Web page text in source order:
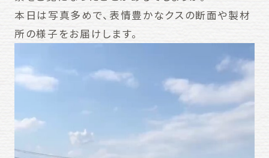
本日は写真多めで、表情豊かなクスの断面や製材
所の様子をお届けします。